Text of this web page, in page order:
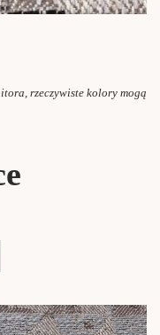
rzeczywiste kolory mogą